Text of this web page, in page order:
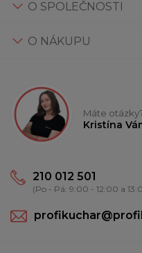
O SPOLEČNOSTI
O NÁKUPU
Máte
Kristína
210 012 501
(Po - Pá: 9:00 - 12:00 a